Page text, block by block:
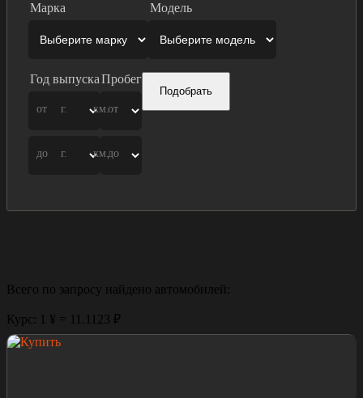
Марка Модель
Год выпуска
от г.
до г.
Пробег
от
км.
до
км.
Подобрать
Всего по запросу найдено автомобилей:
Курс: 1 ¥ = 11.1123 ₽